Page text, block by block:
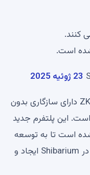
23 ژوئیه 2025
ZK دارای سازگاری بدون
این پلتفرم جدید
است تا به توسعه
دهندگان اجازه دهد “مجموعه” ویژه را در Shibarium ایجاد و